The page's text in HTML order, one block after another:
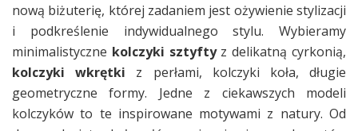
nową biżuterię, której zadaniem jest ożywienie stylizacji
i podkreślenie indywidualnego stylu. Wybieramy
minimalistyczne kolczyki sztyftyz delikatną cyrkonią,
kolczyki wkrętki z perłami, kolczyki koła, długie
geometryczne formy. Jedne z ciekawszych modeli
kolczyków to te inspirowane motywami z natury. Od